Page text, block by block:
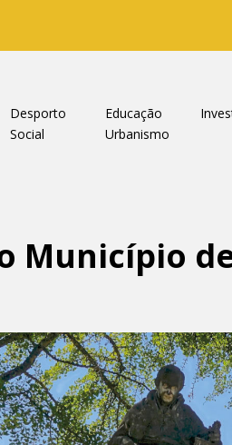
Desporto Educação
Social Urbanismo
Município